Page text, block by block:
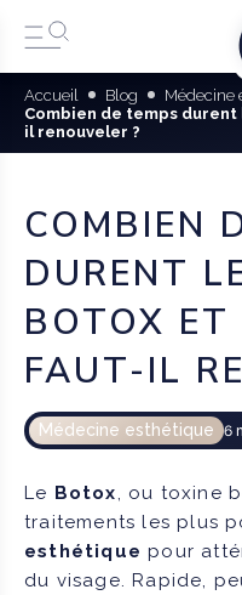
Accueil Blog
Médecine
Combien de temps
il renouveler ?
COMBIEN
DURENT
BOTOX ET
FAUT-IL
Médecine esthétique 6
Le Botox, ou toxine
traitements les plus
esthétique pour
du visage. Rapide,